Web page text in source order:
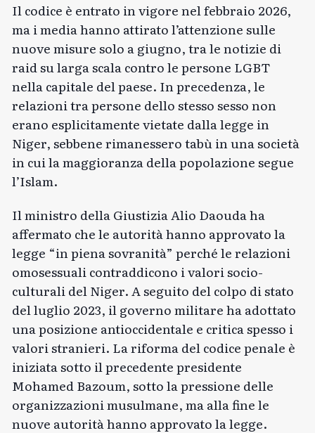
Il codice è entrato in vigore nel febbraio 2026,
ma i mediahanno attirato l’attenzionesulle
nuove misure solo a giugno, tra le notizie di
raid su larga scala contro le persone LGBT
nella capitale del paese. In precedenza, le
relazioni tra persone dello stesso sesso non
erano esplicitamente vietate dalla legge in
Niger, sebbene rimanessero tabù in una società
in cui la maggioranza della popolazione segue
l’Islam.
Il ministro della Giustizia Alio Daouda ha
affermato che le autorità hanno approvato la
legge “in piena sovranità” perché le relazioni
omosessuali contraddicono i valori socio-
culturali del Niger. A seguito del colpo di stato
del luglio 2023, il governo militare ha adottato
una posizione antioccidentale e critica spesso i
valori stranieri. La riforma del codice penale è
iniziata sotto il precedente presidente
Mohamed Bazoum, sotto la pressione delle
organizzazioni musulmane, ma alla fine le
nuove autorità hanno approvato la legge.